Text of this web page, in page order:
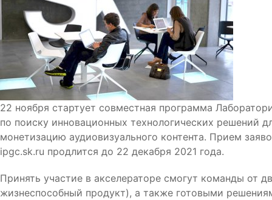
22 ноября стартует совместная программа
по поиску инновационных технологических решений
монетизацию аудиовизуального контента. Прием
ipgc.sk.ru продлится до 22 декабря 2021 года.
Принять участие в акселераторе смогут команды от
жизнеспособный продукт), а также готовыми